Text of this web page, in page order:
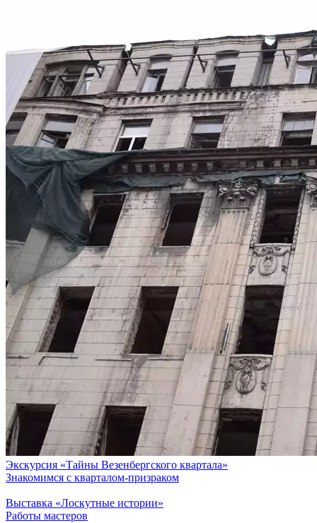
Экскурсия «Тайны Везенбергского квартала»
Знакомимся с кварталом-призраком
Выставка «Лоскутные истории»
Работы мастеров